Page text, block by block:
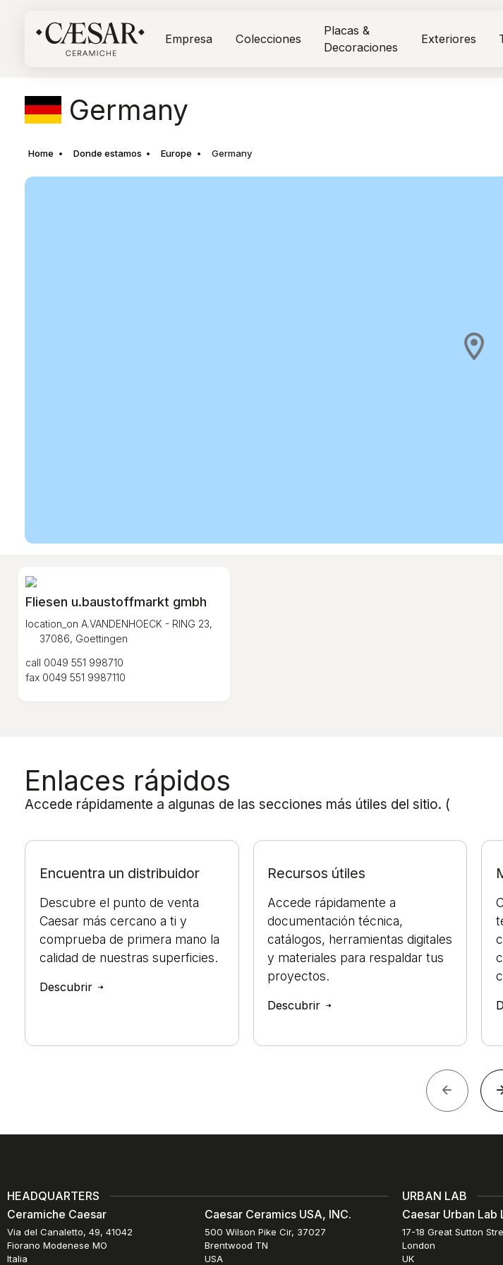
Empresa Colecciones
Placas &
Decoraciones
Exteriores
Germany
Home Donde estamos Europe Germany
Fliesen u.baustoffmarkt gmbh
location_on A.VANDENHOECK - RING 23,
37086, Goettingen
call 0049 551 998710
fax 0049 551 9987110
Enlaces rápidos
Accede rápidamente a algunas de las secciones más útiles del sitio. (
Encuentra un distribuidor
Descubre el punto de venta
Caesar más cercano a ti y
comprueba de primera mano la
calidad de nuestras superficies.
Descubrir
Recursos útiles
Accede rápidamente a
documentación técnica,
catálogos, herramientas digitales
y materiales para respaldar tus
proyectos.
Descubrir
HEADQUARTERS
Ceramiche Caesar
Via del Canaletto, 49, 41042
Fiorano Modenese MO
Italia
Caesar Ceramics USA, INC.
500 Wilson Pike Cir, 37027
Brentwood TN
USA
URBAN LAB
Caesar Urban Lab
17-18 Great Sutton
London
UK